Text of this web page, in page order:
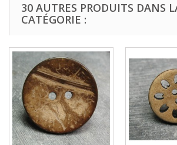
30 AUTRES PRODUITS DANS
CATÉGORIE :